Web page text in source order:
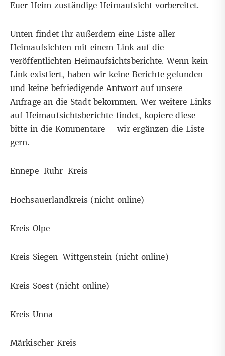
Euer Heim zuständige Heimaufsicht vorbereitet.
Unten findet Ihr außerdem eine Liste aller
Heimaufsichten mit einem Link auf die
veröffentlichten Heimaufsichtsberichte. Wenn kein
Link existiert, haben wir keine Berichte gefunden
und keine befriedigende Antwort auf unsere
Anfrage an die Stadt bekommen. Wer weitere Links
auf Heimaufsichtsberichte findet, kopiere diese
bitte in die Kommentare – wir ergänzen die Liste
gern.
Ennepe-Ruhr-Kreis
Hochsauerlandkreis (nicht online)
Kreis Olpe
Kreis Siegen-Wittgenstein (nicht online)
Kreis Soest (nicht online)
Kreis Unna
Märkischer Kreis